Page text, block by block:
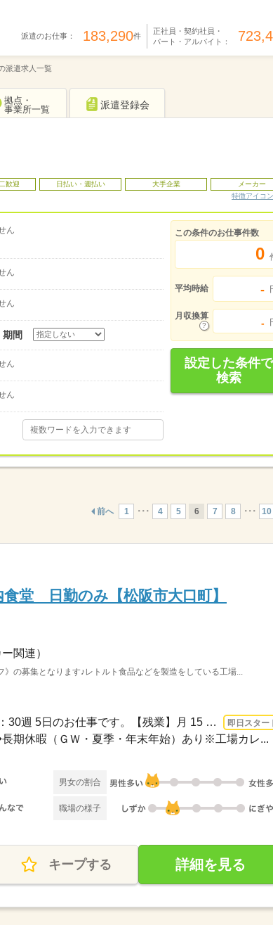
派遣のお仕事： 183,290件
正社員・契約社員・
パート・アルバイト：
派遣求人一覧
拠点・
事業所一覧
派遣登録会
歓迎 日払い・週払い 大手企業
メーカー
特徴アイコ
ん
ん
ん
期間
ん
ん
この条件のお仕事件数
0
平均時給 -
月収換算
-
設定した条件で
検索
前へ 1 ･･･ 4 5 6 7 8 ･･･ 10
堂 日勤のみ【松阪市大口町】
関連）
の募集となります♪レトルト食品などを製造をしている工場...
長期 即日〜 / 【昼勤務】8：30～17：30週 5日のお仕事です。【残業】月 15 時間程度...
即日スター
期休暇（ＧＷ・夏季・年末年始）あり※工場カレ...
男女の割合
職場の様子
キープする 詳細を見る